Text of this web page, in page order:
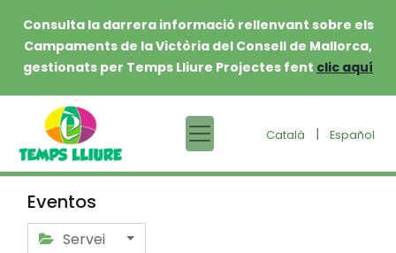
Consulta la darrera informació rellenvant sobre els
Campaments de la Victòria del Consell de Mallorca,
gestionats per Temps Lliure Projectes fent clic aquí
Català | Español
Eventos
Servei